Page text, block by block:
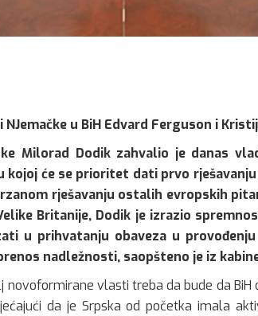
u BiH Edvard Ferguson i
Milorad Dodik zahvalio je danas
kojoj će se prioritet dati prvo
rješavanju ostalih evropskih
Britanije, Dodik je izrazio
u prihvatanju obaveza u
nadležnosti, saopšteno je iz
novoformirane vlasti treba da bude da BiH
da je Srpska od početka imala